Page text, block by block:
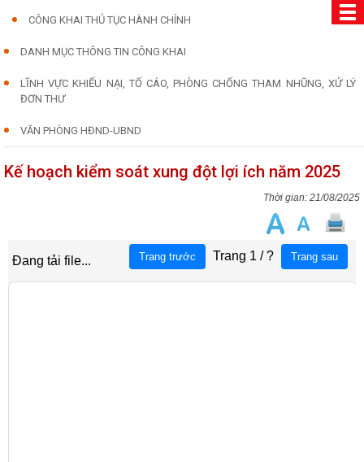
CÔNG KHAI THỦ TỤC HÀNH CHÍNH
DANH MỤC THÔNG TIN CÔNG KHAI
LĨNH VỰC KHIẾU NẠI, TỐ CÁO, PHÒNG CHỐNG THAM NHŨNG, XỬ LÝ
ĐƠN THƯ
VĂN PHÒNG HĐND-UBND
Kế hoạch kiểm soát xung đột lợi ích năm 2025
21/08/2025